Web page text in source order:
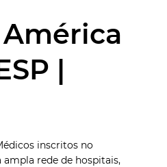
|
inscritos no
rede de hospitais,